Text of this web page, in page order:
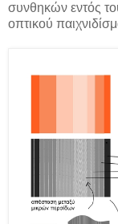
συνθηκών εντός
οπτικού